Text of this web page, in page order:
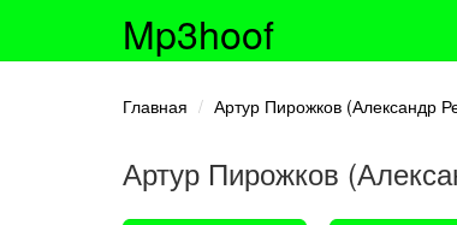
Mp3hoof
Главная Артур Пирожков (Александр
Артур Пирожков